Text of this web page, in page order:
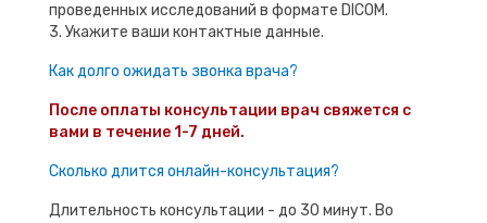
проведенных исследований в формате DICOM.
3. Укажите ваши контактные данные.
Как долго ожидать звонка врача?
После оплаты консультации врач свяжется с
вами в течение 1-7 дней.
Сколько длится онлайн-консультация?
Длительность консультации - до 30 минут. Во